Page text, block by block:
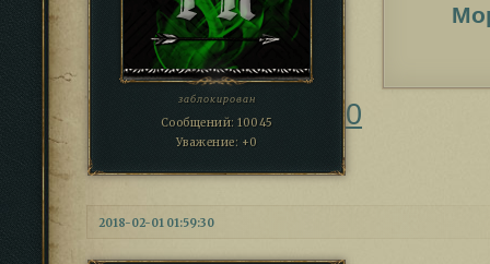
заблокирован
Сообщений: 10045
Уважение: +0
0
2018-02-01 01:59:30